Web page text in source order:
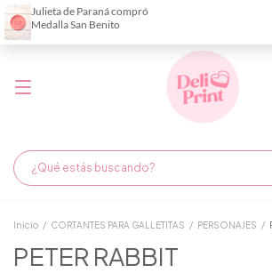
Demora de fabricación hasta 6
Inicio / CORTANTES PARA GALLETITAS / PERSONAJES /
PETER RABBIT